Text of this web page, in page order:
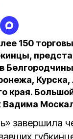
150
края.
завершила